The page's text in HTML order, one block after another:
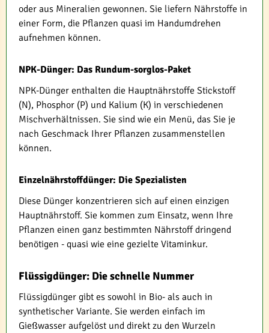
oder aus Mineralien gewonnen. Sie liefern Nährstoffe in
einer Form, die Pflanzen quasi im Handumdrehen
aufnehmen können.
NPK-Dünger: Das Rundum-sorglos-Paket
NPK-Dünger enthalten die Hauptnährstoffe Stickstoff
(N), Phosphor (P) und Kalium (K) in verschiedenen
Mischverhältnissen. Sie sind wie ein Menü, das Sie je
nach Geschmack Ihrer Pflanzen zusammenstellen
können.
Einzelnährstoffdünger: Die Spezialisten
Diese Dünger konzentrieren sich auf einen einzigen
Hauptnährstoff. Sie kommen zum Einsatz, wenn Ihre
Pflanzen einen ganz bestimmten Nährstoff dringend
benötigen - quasi wie eine gezielte Vitaminkur.
Flüssigdünger: Die schnelle Nummer
Flüssigdünger gibt es sowohl in Bio- als auch in
synthetischer Variante. Sie werden einfach im
Gießwasser aufgelöst und direkt zu den Wurzeln